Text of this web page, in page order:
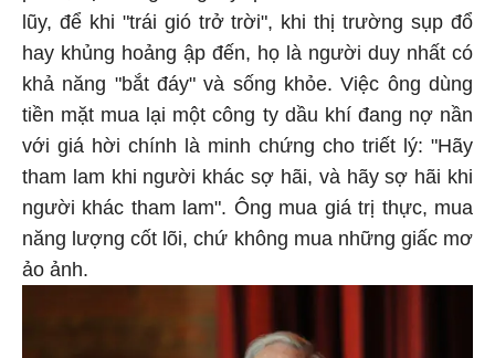
lũy, để khi "trái gió trở trời", khi thị trường sụp đổ
hay khủng hoảng ập đến, họ là người duy nhất có
khả năng "bắt đáy" và sống khỏe. Việc ông dùng
tiền mặt mua lại một công ty dầu khí đang nợ nần
với giá hời chính là minh chứng cho triết lý: "Hãy
tham lam khi người khác sợ hãi, và hãy sợ hãi khi
người khác tham lam". Ông mua giá trị thực, mua
năng lượng cốt lõi, chứ không mua những giấc mơ
ảo ảnh.